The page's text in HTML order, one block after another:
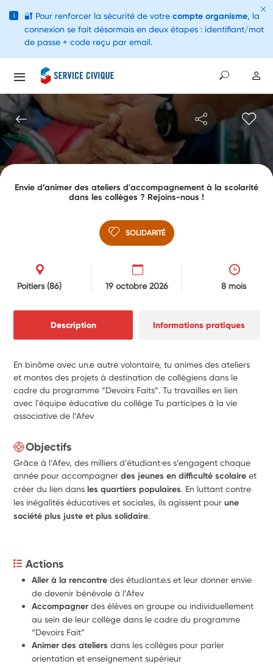
Envie d’animer des ateliers d'accompagnement à la scolarité
dans les collèges ? Rejoins-nous !
SOLIDARITÉ
Poitiers(86) 19 octobre 2026 8 mois
Description Informations pratiques
En binôme avec un.e autre volontaire, tu animes des ateliers
et montes des projets à destination de collégiens dans le
cadre du programme “Devoirs Faits”. Tu travailles en lien
avec l'équipe éducative du collège Tu participes à la vie
associative de l’Afev
Objectifs
Grâce à l’Afev, des milliers d’étudiant·es s’engagent chaque
année pour accompagnerdes jeunes en difficulté scolaire et
créer du lien dansles quartiers populaires. En luttant contre
les inégalités éducatives et sociales, ils agissent pourune
société plus juste et plus solidaire.
Actions
Aller à la rencontre des étudiant.e.s et leur donner envie
de devenir bénévole à l’Afev
Accompagner des élèves en groupe ou individuellement
au sein de leur collège dans le cadre du programme
“Devoirs Fait”
Animer des ateliers dans les collèges pour parler
orientation et enseignement supérieur
i 🔐 Pour renforcer la sécurité de votre compte organisme, la
connexion se fait désormais en deux étapes : identifiant/mot
de passe + code reçu par email.